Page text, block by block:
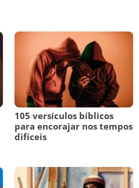
105 versículos bíblicos
para encorajar nos tempos
difíceis